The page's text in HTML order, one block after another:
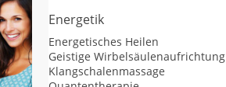
Energetik
Energetisches Heilen
Geistige Wirbelsäulenaufrichtung
Klangschalenmassage